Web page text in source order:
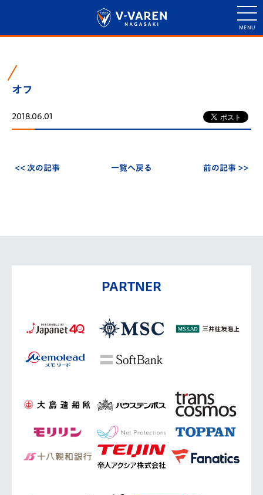
オフ
2018.06.01
<< 次の記事 一覧へ戻る 前の記事 >>
PARTNER